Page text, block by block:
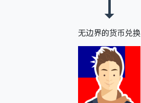
无边界的货币兑换